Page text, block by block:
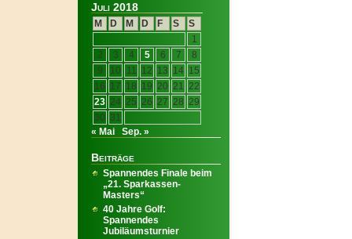
Juli 2018
M D M D F S
S
1
2
3 4 5 6 7
8
9
10 11 12 13 14 15
16 17 18 19 20 21 22
23 24 25 26 27 28 29
30 31
« Mai
Sep. »
Beiträge
Spannendes Finale beim
„21. Sparkassen-
Masters“
40 Jahre Golf:
Spannendes
Jubiläumsturnier